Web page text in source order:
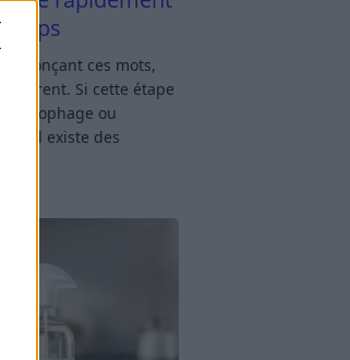
ces mots,
Si cette étape
ou
: il existe des